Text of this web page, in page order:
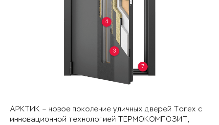
3
4
7
АРКТИК – новое поколение уличных дверей Torex с
инновационной технологией ТЕРМОКОМПОЗИТ,